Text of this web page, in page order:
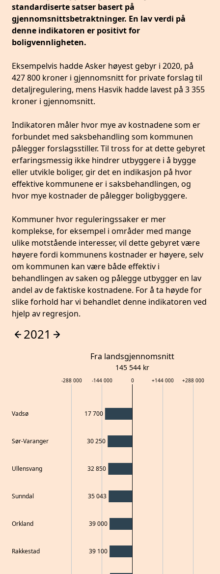
standardiserte satser basert på
gjennomsnittsbetraktninger. En lav verdi på
denne indikatoren er positivt for
boligvennligheten.
Eksempelvis hadde Asker høyest gebyr i 2020, på
427 800 kroner i gjennomsnitt for private forslag til
detaljregulering, mens Hasvik hadde lavest på 3 355
kroner i gjennomsnitt.
Indikatoren måler hvor mye av kostnadene som er
forbundet med saksbehandling som kommunen
pålegger forslagsstiller. Til tross for at dette gebyret
erfaringsmessig ikke hindrer utbyggere i å bygge
eller utvikle boliger, gir det en indikasjon på hvor
effektive kommunene er i saksbehandlingen, og
hvor mye kostnader de pålegger boligbyggere.
Kommuner hvor reguleringssaker er mer
komplekse, for eksempel i områder med mange
ulike motstående interesser, vil dette gebyret være
høyere fordi kommunens kostnader er høyere, selv
om kommunen kan være både effektiv i
behandlingen av saken og pålegge utbygger en lav
andel av de faktiske kostnadene. For å ta høyde for
slike forhold har vi behandlet denne indikatoren ved
hjelp av regresjon.
2021
Vadsø
Sør-Varanger
Ullensvang
Sunndal
Orkland
Rakkestad
Fra landsgjennomsnitt
145 544 kr
-288 000 -144 000 0 +144 000 +288 000
17 700
30 250
32 850
35 043
39 000
39 100